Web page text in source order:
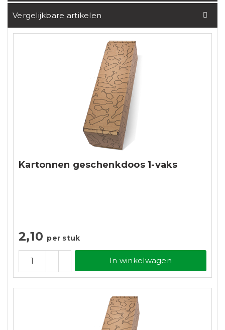
Vergelijkbare artikelen
Kartonnen geschenkdoos 1-vaks
2,10 per stuk
In winkelwagen